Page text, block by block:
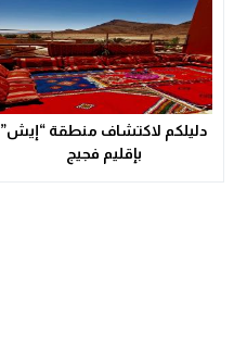
دليلكم لاكتشاف منطقة “إيش”
بإقليم فجيج